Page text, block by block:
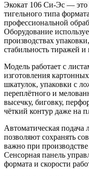
Экокат 106 Си-Эс — это
тигельного типа
профессиональной
Оборудование
производствах
стабильность тиражей и
Модель работает с
изготовления
шкатулок, упаковки с
переплётного и
высечку, биговку,
чёткий контур даже на
Автоматическая подача
позволяют сохранять
важно при
Сенсорная панель
формата и скорости